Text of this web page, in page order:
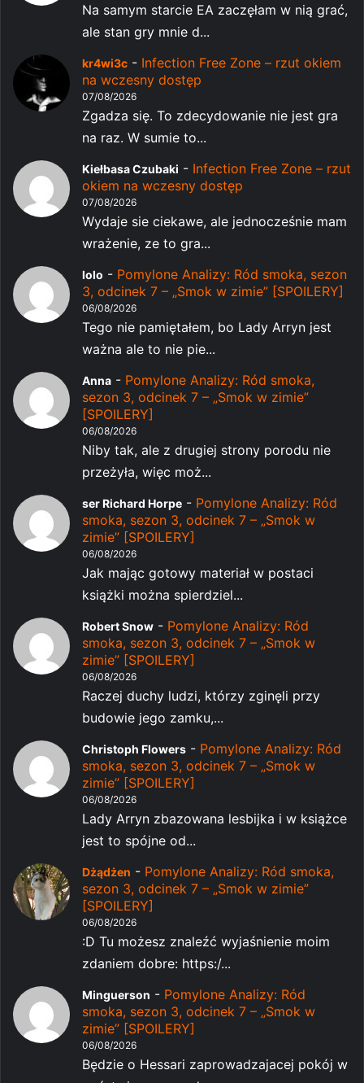
Na samym starcie EA zaczęłam w nią grać,
ale stan gry mnie d...
kr4wi3c - Infection Free Zone – rzut okiem
na wczesny dostęp
07/08/2026
Zgadza się. To zdecydowanie nie jest gra
na raz. W sumie to...
Kiełbasa Czubaki - Infection Free Zone – rzut
okiem na wczesny dostęp
07/08/2026
Wydaje sie ciekawe, ale jednocześnie mam
wrażenie, ze to gra...
lolo - Pomylone Analizy: Ród smoka, sezon
3, odcinek 7 – „Smok w zimie” [SPOILERY]
06/08/2026
Tego nie pamiętałem, bo Lady Arryn jest
ważna ale to nie pie...
Anna - Pomylone Analizy: Ród smoka,
sezon 3, odcinek 7 – „Smok w zimie”
[SPOILERY]
06/08/2026
Niby tak, ale z drugiej strony porodu nie
przeżyła, więc moż...
ser Richard Horpe - Pomylone Analizy: Ród
smoka, sezon 3, odcinek 7 – „Smok w
zimie” [SPOILERY]
06/08/2026
Jak mając gotowy materiał w postaci
książki można spierdziel...
Robert Snow - Pomylone Analizy: Ród
smoka, sezon 3, odcinek 7 – „Smok w
zimie” [SPOILERY]
06/08/2026
Raczej duchy ludzi, którzy zginęli przy
budowie jego zamku,...
Christoph Flowers - Pomylone Analizy: Ród
smoka, sezon 3, odcinek 7 – „Smok w
zimie” [SPOILERY]
06/08/2026
Lady Arryn zbazowana lesbijka i w książce
jest to spójne od...
Dżądżen - Pomylone Analizy: Ród smoka,
sezon 3, odcinek 7 – „Smok w zimie”
[SPOILERY]
06/08/2026
:D Tu możesz znaleźć wyjaśnienie moim
zdaniem dobre: https:/...
Minguerson - Pomylone Analizy: Ród
smoka, sezon 3, odcinek 7 – „Smok w
zimie” [SPOILERY]
06/08/2026
Będzie o Hessari zaprowadzajacej pokój w